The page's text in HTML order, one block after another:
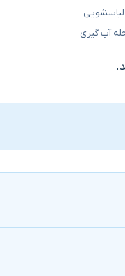
آب گیری